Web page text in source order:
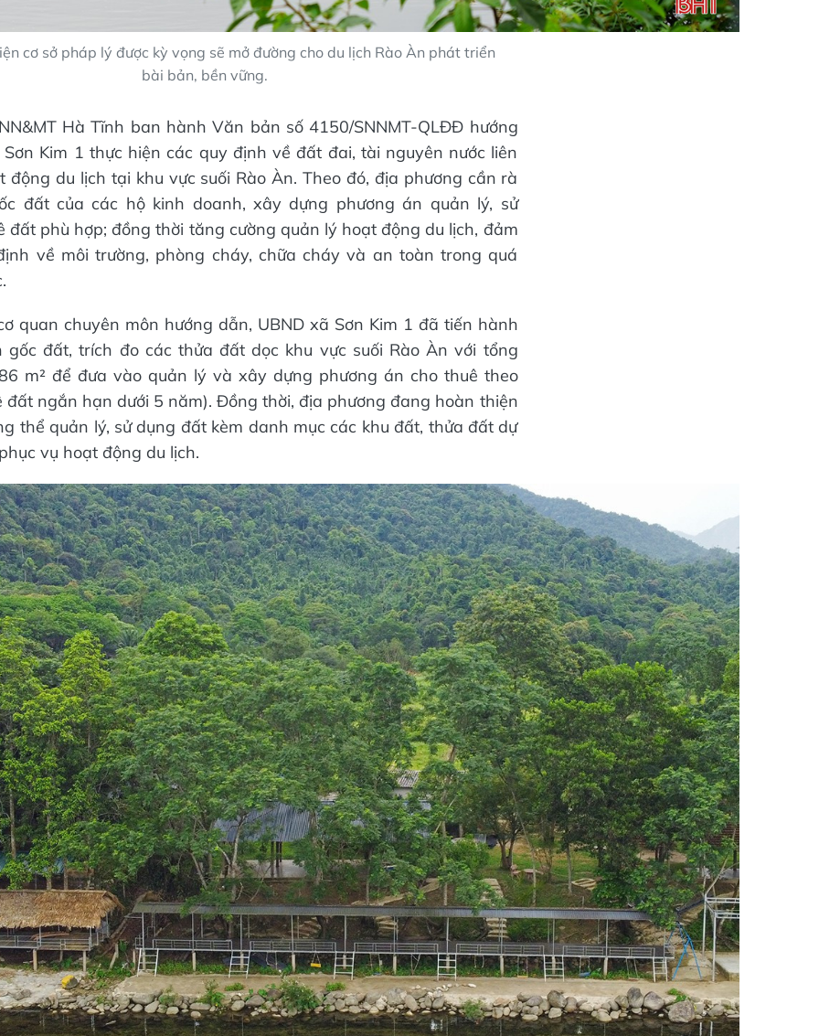
cơ sở pháp lý được kỳ vọng sẽ mở đường cho du lịch Rào Àn phát triển
bài bản, bền vững.
Hà Tĩnh ban hành Văn bản số 4150/SNNMT-QLĐĐ hướng
Kim 1 thực hiện các quy định về đất đai, tài nguyên nước liên
động du lịch tại khu vực suối Rào Àn. Theo đó, địa phương cần rà
đất của các hộ kinh doanh, xây dựng phương án quản lý, sử
đất phù hợp; đồng thời tăng cường quản lý hoạt động du lịch, đảm
về môi trường, phòng cháy, chữa cháy và an toàn trong quá
quan chuyên môn hướng dẫn, UBND xã Sơn Kim 1 đã tiến hành
gốc đất, trích đo các thửa đất dọc khu vực suối Rào Àn với tổng
m² để đưa vào quản lý và xây dựng phương án cho thuê theo
đất ngắn hạn dưới 5 năm). Đồng thời, địa phương đang hoàn thiện
thể quản lý, sử dụng đất kèm danh mục các khu đất, thửa đất dự
vụ hoạt động du lịch.